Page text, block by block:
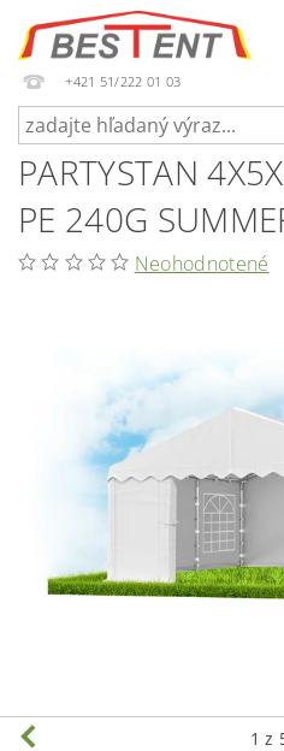
+421 51/222 01 03
PARTYSTAN
PE 240G
Neohodnotené
1 z